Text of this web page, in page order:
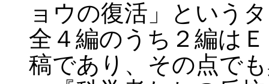
ョウの復活」という
全４編のうち２編は
稿であり、その点で